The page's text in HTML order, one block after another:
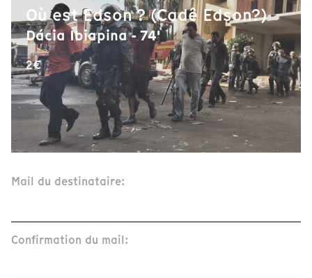
Où est Edson ? (Cadê Edson?)
Dácia Ibiapina - 74'
2€
Mail du destinataire:
Confirmation du mail: